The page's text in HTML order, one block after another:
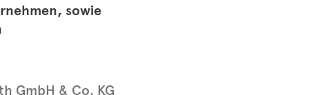
sowie
GmbH & Co. KG